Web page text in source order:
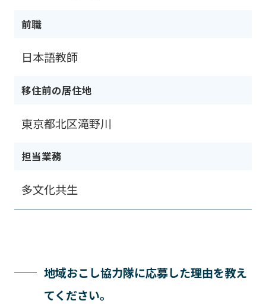
前職
日本語教師
移住前の居住地
東京都北区滝野川
担当業務
多文化共生
地域おこし協力隊に応募した理由を教え
てください。